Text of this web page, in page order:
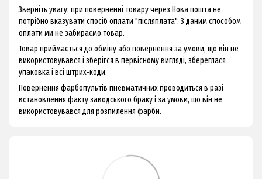
Зверніть увагу: при поверненні товару через Нова пошта не
потрібно вказувати спосіб оплати "післяплата". З даним способом
оплати ми не забираємо товар.
Товар приймається до обміну або повернення за умови, що він не
використовувався і зберігся в первісному вигляді, збереглася
упаковка і всі штрих-коди.
Повернення фарбопультів пневматичних проводиться в разі
встановлення факту заводського браку і за умови, що він не
використовувався для розпилення фарби.